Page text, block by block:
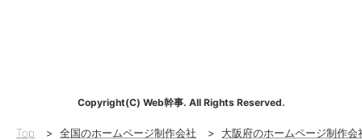
Copyright(C) Web幹事. All Rights Reserved.
Top > 全国のホームページ制作会社 > 大阪府のホームページ制作会